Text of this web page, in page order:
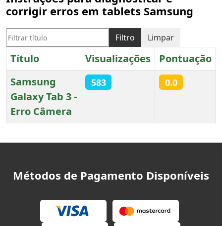
corrigir erros em tablets Samsung
Filtrar título Filtro Limpar
Título Visualizações
Pontuação
Samsung
Galaxy Tab 3 -
Erro Câmera
583 0.0
Métodos de Pagamento Disponíveis